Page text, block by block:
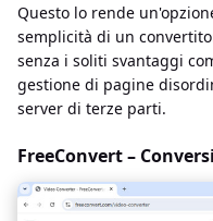
Questo lo rende
semplicità di un
senza i soliti svantaggi
gestione di pagine
server di terze parti.
FreeConvert –